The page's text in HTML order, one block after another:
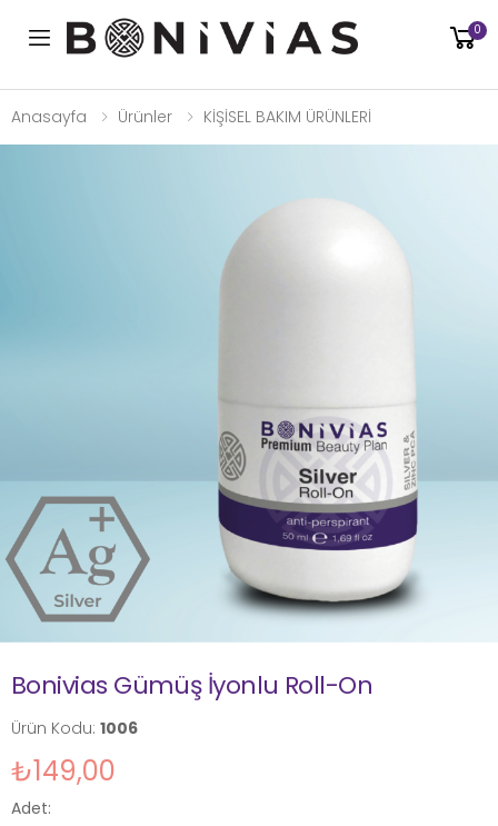
Toggle mobile menu
0
Anasayfa Ürünler KİŞİSEL BAKIM ÜRÜNLERİ
Bonivias Gümüş İyonlu Roll-On
Ürün Kodu: 1006
₺149,00
Adet: